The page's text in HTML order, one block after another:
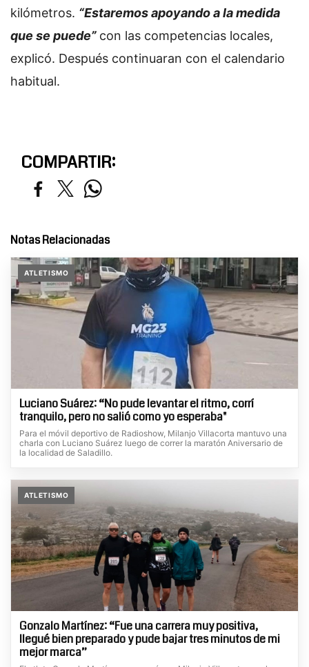
kilómetros. “Estaremos apoyando a la medida
que se puede” con las competencias locales,
explicó. Después continuaran con el calendario
habitual.
COMPARTIR:
Notas Relacionadas
ATLETISMO
Luciano Suárez: “No pude levantar el ritmo, corrí
tranquilo, pero no salió como yo esperaba"
Para el móvil deportivo de Radioshow, Milanjo Villacorta mantuvo una
charla con Luciano Suárez luego de correr la maratón Aniversario de
la localidad de Saladillo.
ATLETISMO
Gonzalo Martínez: “Fue una carrera muy positiva,
llegué bien preparado y pude bajar tres minutos de mi
mejor marca”